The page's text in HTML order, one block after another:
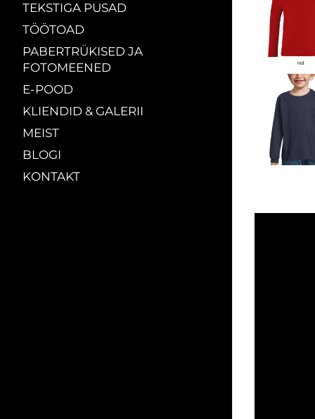
TEKSTIGA PUSAD
TÖÖTOAD
PABERTRÜKISED JA
FOTOMEENED
E-POOD
KLIENDID & GALERII
MEIST
BLOGI
KONTAKT